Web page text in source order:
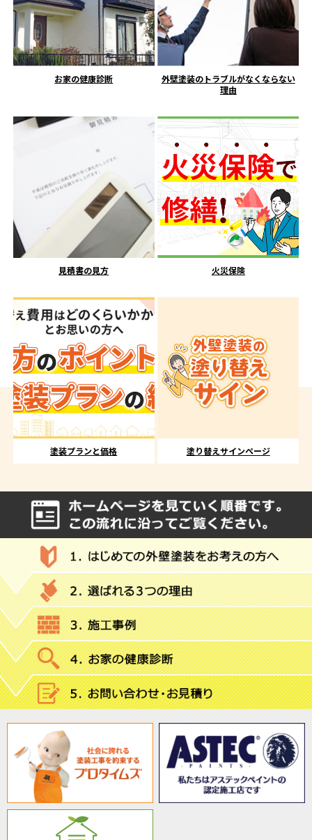
お家の健康診断
外壁塗装のトラブルがなくならない
理由
見積書の見方 火災保険
塗装プランと価格 塗り替えサインページ